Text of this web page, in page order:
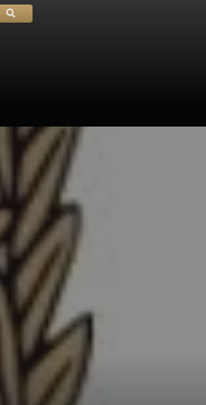
Szabadidő Szakosztály